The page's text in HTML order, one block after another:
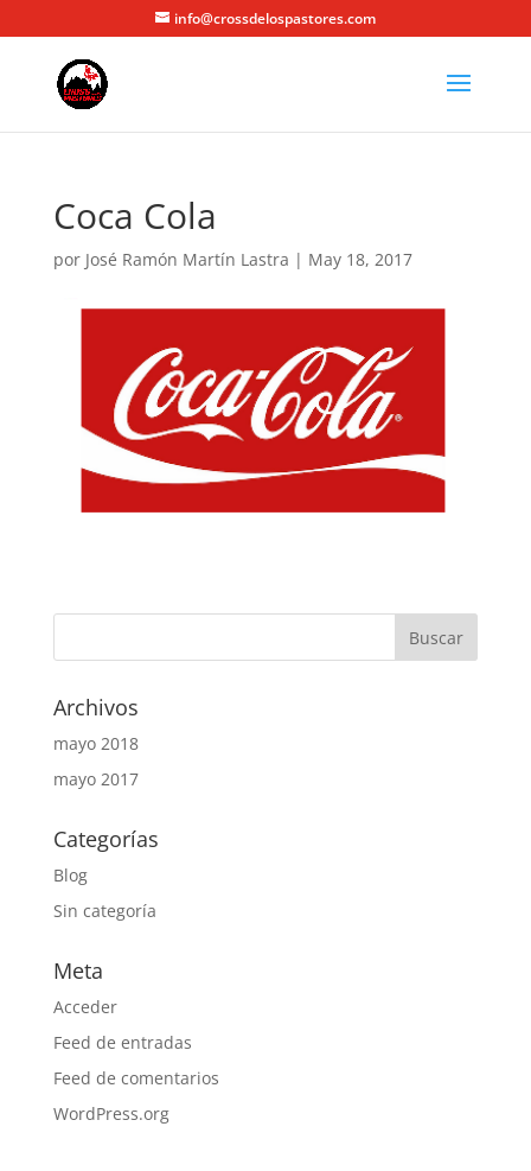
info@crossdelospastores.com
Coca Cola
por José Ramón Martín Lastra | May 18, 2017
Archivos
mayo 2018
mayo 2017
Categorías
Blog
Sin categoría
Meta
Acceder
Feed de entradas
Feed de comentarios
WordPress.org